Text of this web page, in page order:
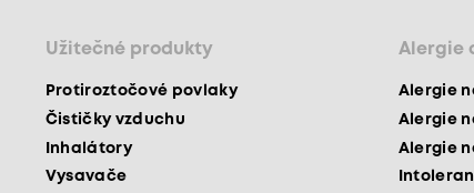
Užitečné produkty
Protiroztočové povlaky
Čističky vzduchu
Inhalátory
Vysavače
Alergie
Alergie
Alergie
Alergie